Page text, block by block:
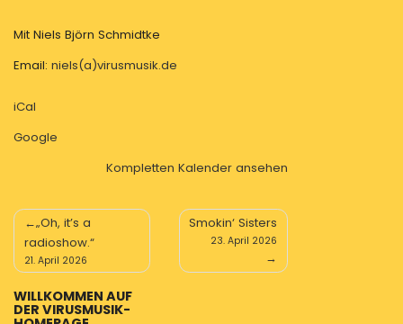
Mit Niels Björn Schmidtke
Email: niels(a)virusmusik.de
iCal
Google
Kompletten Kalender ansehen
Beitragsnavigation
„Oh, it’s a
radioshow.“
21. April 2026
Smokin‘ Sisters
23. April 2026
WILLKOMMEN AUF
DER VIRUSMUSIK-